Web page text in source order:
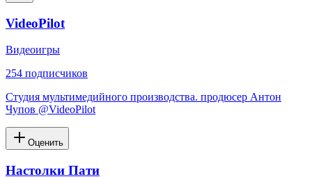
VideoPilot
Видеоигры
254 подписчиков
Студия мультимедийного производства. продюсер Антон
Чупов @VideoPilot
Оценить
Настолки Пати